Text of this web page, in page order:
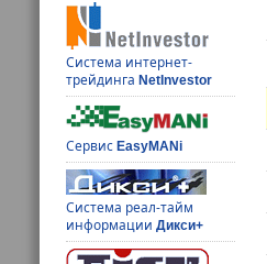
Система интернет-
трейдингаNetInvestor
СервисEasyMANi
Система реал-тайм
информацииДикси+